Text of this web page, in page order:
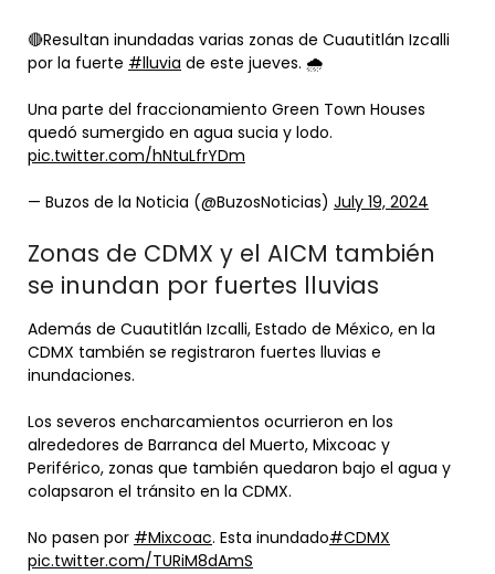
🔴Resultan inundadas varias zonas de Cuautitlán Izcalli
por la fuerte #lluvia de este jueves. 🌧️
Una parte del fraccionamiento Green Town Houses
quedó sumergido en agua sucia y lodo.
pic.twitter.com/hNtuLfrYDm
— Buzos de la Noticia (@BuzosNoticias) July 19, 2024
Zonas de CDMX y el AICM también
se inundan por fuertes lluvias
Además de Cuautitlán Izcalli, Estado de México, en la
CDMX también se registraron fuertes lluvias e
inundaciones.
Los severos encharcamientos ocurrieron en los
alrededores de Barranca del Muerto, Mixcoac y
Periférico, zonas que también quedaron bajo el agua y
colapsaron el tránsito en la CDMX.
No pasen por #Mixcoac. Esta inundado#CDMX
pic.twitter.com/TURiM8dAmS